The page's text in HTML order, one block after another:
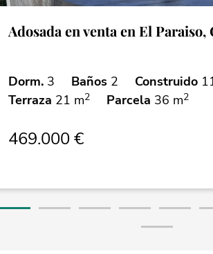
Adosada en venta en El Paraiso,
Dorm. 3 Baños 2 Construido
Terraza 21 m2 Parcela 36 m2
469.000 €